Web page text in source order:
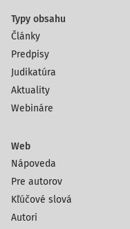
Typy obsahu
Články
Predpisy
Judikatúra
Aktuality
Webináre
Web
Nápoveda
Pre autorov
Kľúčové slová
Autori